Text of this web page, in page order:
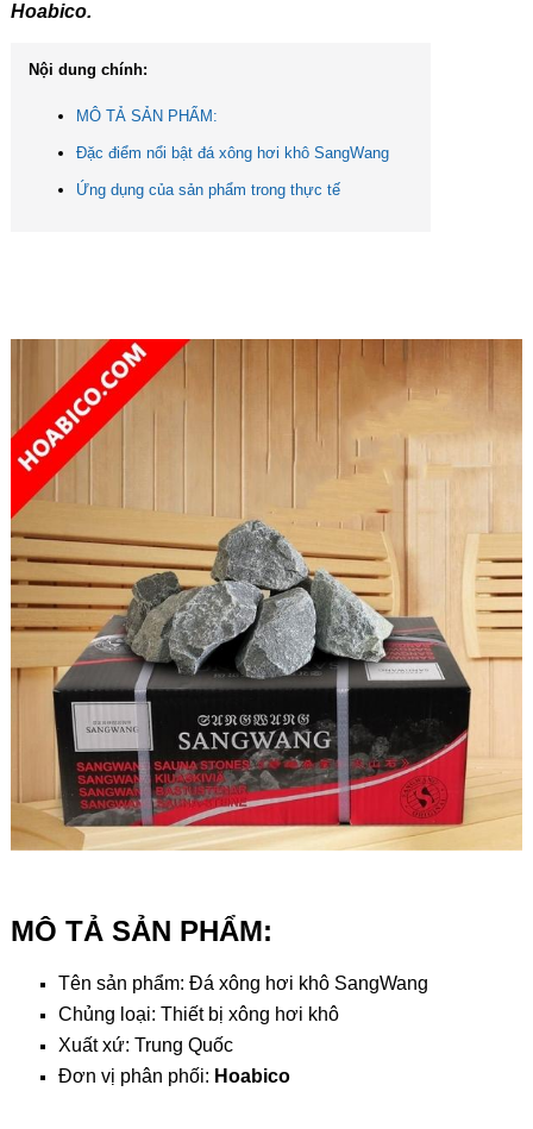
Hoabico.
Nội dung chính:
MÔ TẢ SẢN PHẨM:
Đặc điểm nổi bật đá xông hơi khô SangWang
Ứng dụng của sản phẩm trong thực tế
MÔ TẢ SẢN PHẨM:
Tên sản phẩm: Đá xông hơi khô SangWang
Chủng loại: Thiết bị xông hơi khô
Xuất xứ: Trung Quốc
Đơn vị phân phối: Hoabico